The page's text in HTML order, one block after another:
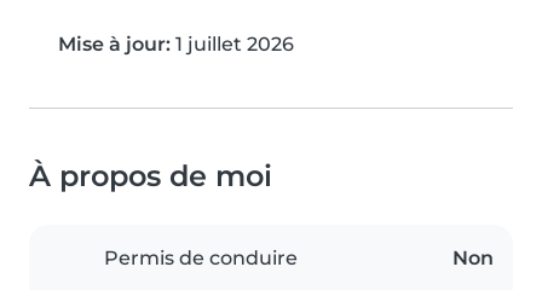
Mise à jour: 1 juillet 2026
À propos de moi
Permis de conduire Non